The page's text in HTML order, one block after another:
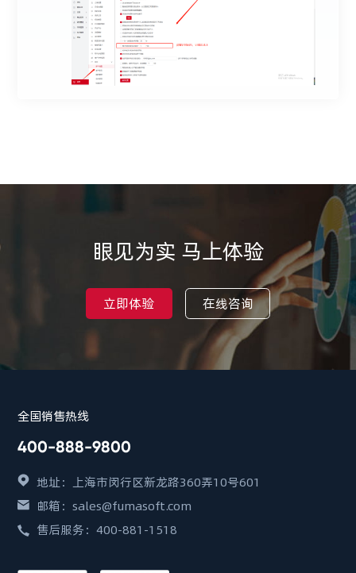
眼见为实 马上体验
立即体验 在线咨询
全国销售热线
400-888-9800
地址：上海市闵行区新龙路360弄10号601
邮箱：sales@fumasoft.com
售后服务：400-881-1518